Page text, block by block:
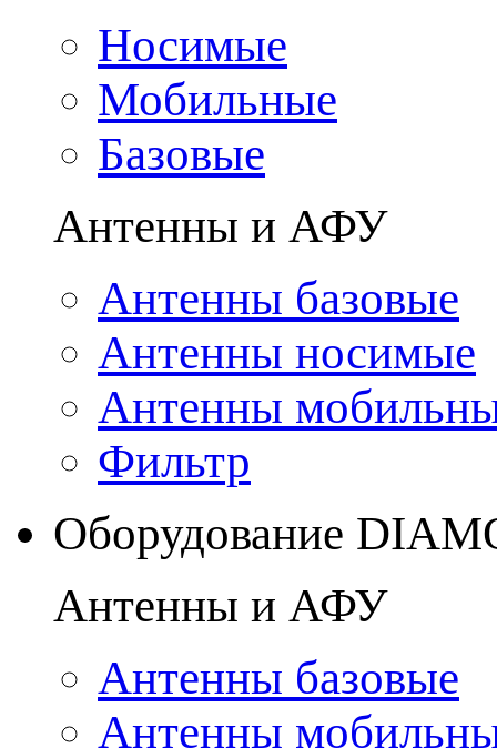
Носимые
Мобильные
Базовые
Антенны и АФУ
Антенны базовые
Антенны носимые
Антенны
Фильтр
Оборудование
Антенны и АФУ
Антенны базовые
Антенны